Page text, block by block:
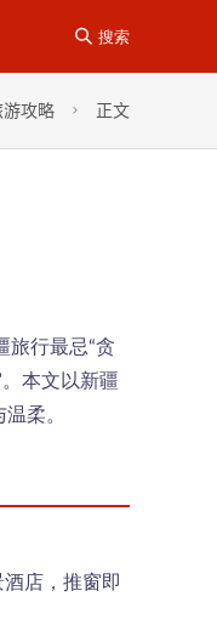
 搜索
游攻略  正文
旅行最忌“贪
本文以新疆
柔。
店，推窗即